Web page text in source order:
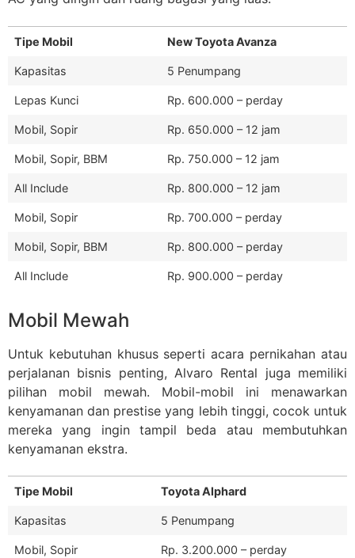
Tipe Mobil New Toyota Avanza
Kapasitas 5 Penumpang
Lepas Kunci Rp. 600.000 – perday
Mobil, Sopir Rp. 650.000 – 12 jam
Mobil, Sopir, BBM Rp. 750.000 – 12 jam
All Include Rp. 800.000 – 12 jam
Mobil, Sopir Rp. 700.000 – perday
Mobil, Sopir, BBM Rp. 800.000 – perday
All Include Rp. 900.000 – perday
Mobil Mewah
Untuk kebutuhan khusus seperti acara pernikahan atau
perjalanan bisnis penting, Alvaro Rental juga memiliki
pilihan mobil mewah. Mobil-mobil ini menawarkan
kenyamanan dan prestise yang lebih tinggi, cocok untuk
mereka yang ingin tampil beda atau membutuhkan
kenyamanan ekstra.
Tipe Mobil Toyota Alphard
Kapasitas 5 Penumpang
Mobil, Sopir Rp. 3.200.000 – perday